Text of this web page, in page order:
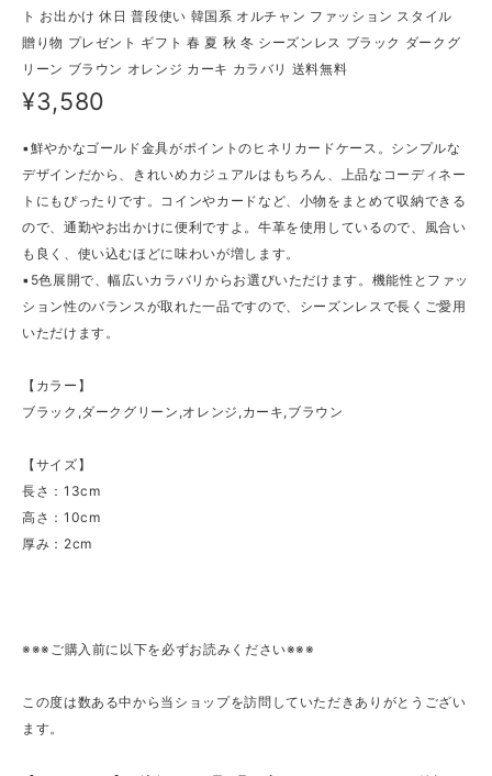
ト お出かけ 休日 普段使い 韓国系 オルチャン ファッション スタイル
贈り物 プレゼント ギフト 春 夏 秋 冬 シーズンレス ブラック ダークグ
リーン ブラウン オレンジ カーキ カラバリ 送料無料
¥3,580
▪鮮やかなゴールド金具がポイントのヒネリカードケース。シンプルな
デザインだから、きれいめカジュアルはもちろん、上品なコーディネー
トにもぴったりです。コインやカードなど、小物をまとめて収納できる
ので、通勤やお出かけに便利ですよ。牛革を使用しているので、風合い
も良く、使い込むほどに味わいが増します。
▪5色展開で、幅広いカラバリからお選びいただけます。機能性とファッ
ション性のバランスが取れた一品ですので、シーズンレスで長くご愛用
いただけます。
【カラー】
ブラック,ダークグリーン,オレンジ,カーキ,ブラウン
【サイズ】
長さ：13cm
高さ：10cm
厚み：2cm
※※※ご購入前に以下を必ずお読みください※※※
この度は数ある中から当ショップを訪問していただきありがとうござい
ます。